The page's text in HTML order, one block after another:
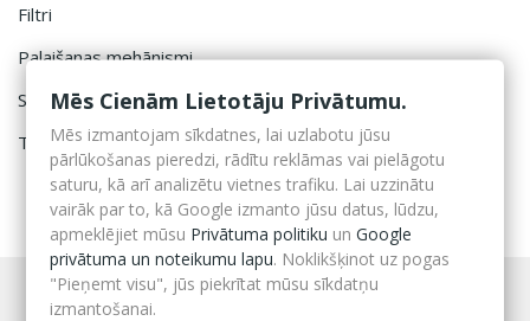
Filtri
Palaišanas mehānismi
Saspiestā gaisa baloni
Termoattēla kameras
Mēs Cienām Lietotāju Privātumu.
Mēs izmantojam sīkdatnes, lai uzlabotu jūsu
pārlūkošanas pieredzi, rādītu reklāmas vai pielāgotu
saturu, kā arī analizētu vietnes trafiku. Lai uzzinātu
vairāk par to, kā Google izmanto jūsu datus, lūdzu,
apmeklējiet mūsu Privātuma politiku unGoogle
privātuma un noteikumu lapu. Noklikšķinot uz pogas
"Pieņemt visu", jūs piekrītat mūsu sīkdatņu
izmantošanai.